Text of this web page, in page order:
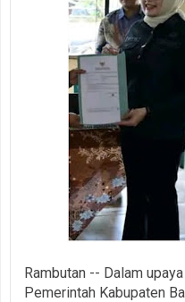
Rambutan -- Dalam
Pemerintah Kabupaten